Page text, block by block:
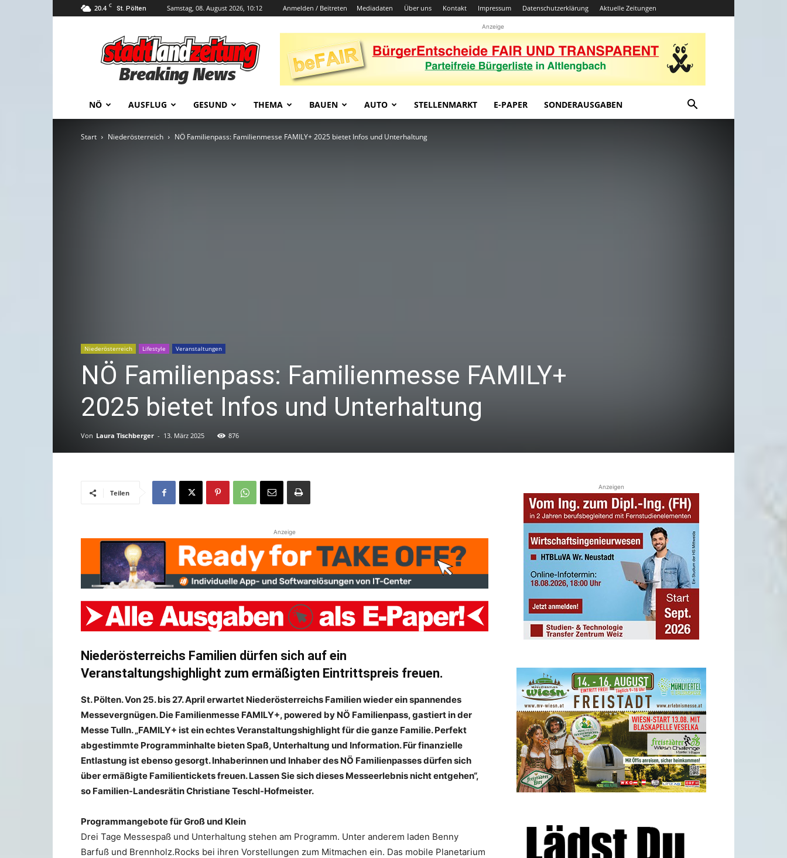
20.4 C St. Pölten Samstag, 08. August 2026, 10:12 Anmelden / Beitreten Mediadaten Über uns Kontakt Impressum Datenschutzerklärung Aktuelle Zeitungen
stadtlandzeitung
Anzeige
NÖ AUSFLUG GESUND THEMA BAUEN AUTO STELLENMARKT E-PAPER SONDERAUSGABEN
Start Niederösterreich NÖ Familienpass: Familienmesse FAMILY+ 2025 bietet Infos und Unterhaltung
Niederösterreich Lifestyle Veranstaltungen
NÖ Familienpass: Familienmesse FAMILY+
2025 bietet Infos und Unterhaltung
Von Laura Tischberger - 13. März 2025 876
Teilen
Anzeige
Niederösterreichs Familien dürfen sich auf ein
Veranstaltungshighlight zum ermäßigten Eintrittspreis freuen.
St. Pölten. Von 25. bis 27. April erwartet Niederösterreichs Familien wieder ein spannendes
Messevergnügen. Die Familienmesse FAMILY+, powered by NÖ Familienpass, gastiert in der
Messe Tulln. „FAMILY+ ist ein echtes Veranstaltungshighlight für die ganze Familie. Perfekt
abgestimmte Programminhalte bieten Spaß, Unterhaltung und Information. Für finanzielle
Entlastung ist ebenso gesorgt. Inhaberinnen und Inhaber des NÖ Familienpasses dürfen sich
über ermäßigte Familientickets freuen. Lassen Sie sich dieses Messeerlebnis nicht entgehen“,
so Familien-Landesrätin Christiane Teschl-Hofmeister.
Programmangebote für Groß und Klein
Drei Tage Messespaß und Unterhaltung stehen am Programm. Unter anderem laden Benny
Barfuß und Brennholz.Rocks bei ihren Vorstellungen zum Mitmachen ein. Das mobile Planetarium
Anzeigen